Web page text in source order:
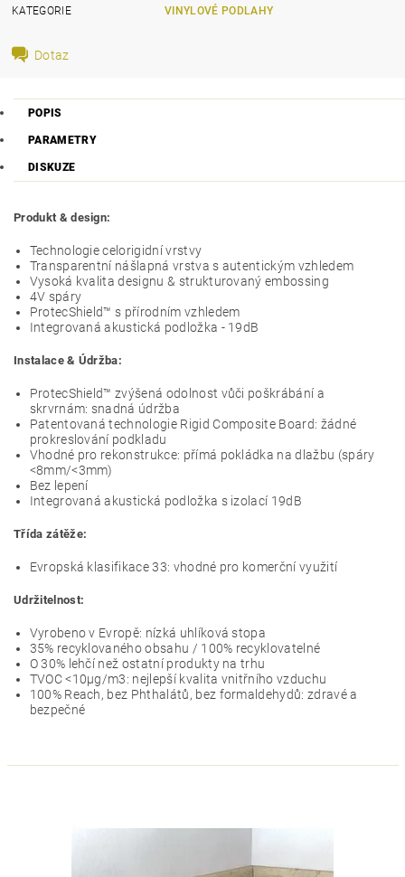
KATEGORIE
VINYLOVÉ PODLAHY
Dotaz
POPIS
PARAMETRY
DISKUZE
Produkt & design:
Technologie celorigidní vrstvy
Transparentní nášlapná vrstva s autentickým vzhledem
Vysoká kvalita designu & strukturovaný embossing
4V spáry
ProtecShield™ s přírodním vzhledem
Integrovaná akustická podložka - 19dB
Instalace & Údržba:
ProtecShield™ zvýšená odolnost vůči poškrábání a
skrvrnám: snadná údržba
Patentovaná technologie Rigid Composite Board: žádné
prokreslování podkladu
Vhodné pro rekonstrukce: přímá pokládka na dlažbu (spáry
<8mm/<3mm)
Bez lepení
Integrovaná akustická podložka s izolací 19dB
Třída zátěže:
Evropská klasifikace 33: vhodné pro komerční využití
Udržitelnost:
Vyrobeno v Evropě: nízká uhlíková stopa
35% recyklovaného obsahu / 100% recyklovatelné
O 30% lehčí než ostatní produkty na trhu
TVOC <10µg/m3: nejlepší kvalita vnitřního vzduchu
100% Reach, bez Phthalátů, bez formaldehydů: zdravé a
bezpečné